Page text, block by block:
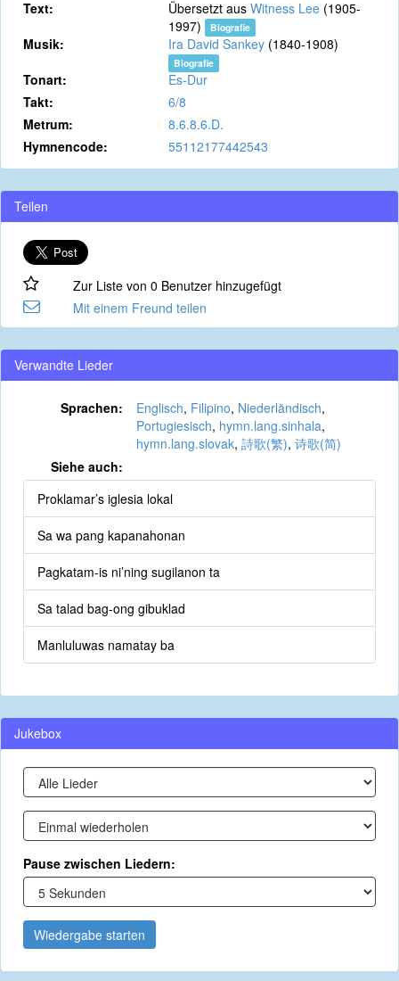
Text:
Übersetzt aus Witness Lee (1905-
1997)
Biografie
Musik: Ira David Sankey (1840-1908)
Biografie
Tonart:
Es-Dur
Takt:
6/8
Metrum:
8.6.8.6.D.
Hymnencode:
55112177442543
Teilen
Zur Liste von 0 Benutzer hinzugefügt
Mit einem Freund teilen
Verwandte Lieder
Sprachen: Englisch, Filipino, Niederländisch,
Portugiesisch, hymn.lang.sinhala,
hymn.lang.slovak, 詩歌(繁), 诗歌(简)
Siehe auch:
Proklamar’s iglesia lokal
Sa wa pang kapanahonan
Pagkatam-is ni’ning sugilanon ta
Sa talad bag-ong gibuklad
Manluluwas namatay ba
Jukebox
Pause zwischen Liedern:
Wiedergabe starten